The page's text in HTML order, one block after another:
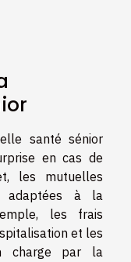
santé sénior
en cas de
les mutuelles
adaptées à la
les frais
et les
charge par la